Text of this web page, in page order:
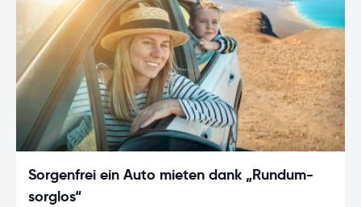
Sorgenfrei ein Auto mieten dank „Rundum-
sorglos“